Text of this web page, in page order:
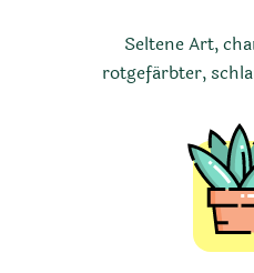
Seltene Art,
rotgefärbter,